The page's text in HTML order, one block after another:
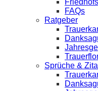
FAQs
Ratgeber
Sprüche &